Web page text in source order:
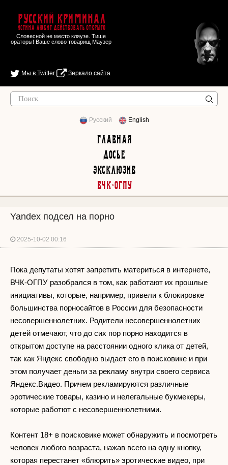
Русский Криминал
Истина любит действовать открыто
Словесной не место кляузе. Тише
ораторы! Ваше слово товарищ Маузер
Мы в Twitter Зеркало сайта
Русский English
Главная
Досье
Эксклюзив
ВЧК-ОГПУ
Yandex подсел на порно
2025-10-02 00:16
Пока депутаты хотят запретить материться в интернете,
ВЧК-ОГПУ разобрался в том, как работают их прошлые
инициативы, которые, например, привели к блокировке
большинства порносайтов в России для безопасности
несовершеннолетних. Родители несовершеннолетних
детей отмечают, что до сих пор порно находится в
открытом доступе на расстоянии одного клика от детей,
так как Яндекс свободно выдает его в поисковике и при
этом получает деньги за рекламу внутри своего сервиса
Яндекс.Видео. Причем рекламируются различные
эротические товары, казино и нелегальные букмекеры,
которые работют с несовершеннолетними.
Контент 18+ в поисковике может обнаружить и посмотреть
человек любого возраста, нажав всего на одну кнопку,
которая перестанет «блюрить» эротические видео, при